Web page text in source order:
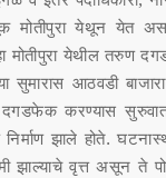
मोतीपुरा येथून येत
मोतीपुरा येथील तरुण
सुमारास आठवडी
दगडफेक करण्यास
झाले होते.
वृत्त असून ते